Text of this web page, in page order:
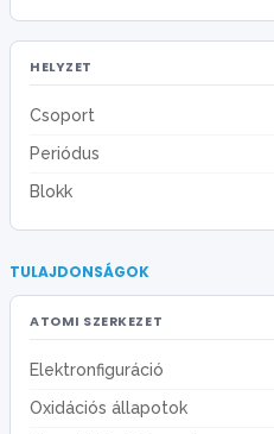
HELYZET
Csoport
Periódus
Blokk
TULAJDONSÁGOK
ATOMI SZERKEZET
Elektronfiguráció
Oxidációs állapotok